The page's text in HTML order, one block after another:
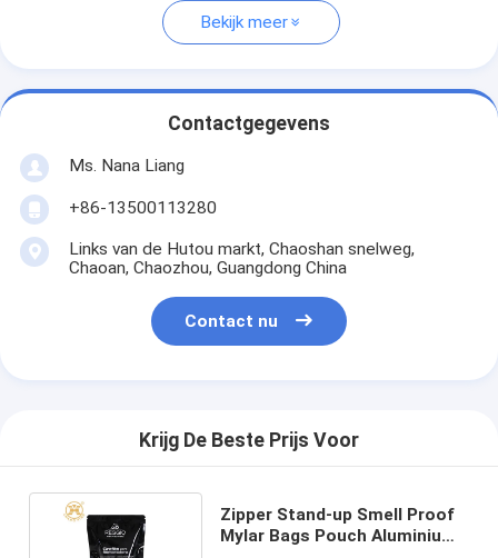
Bekijk meer
Contactgegevens
Ms. Nana Liang
+86-13500113280
Links van de Hutou markt, Chaoshan snelweg,
Chaoan, Chaozhou, Guangdong China
Contact nu
Krijg De Beste Prijs Voor
Zipper Stand-up Smell Proof
Mylar Bags Pouch Aluminium